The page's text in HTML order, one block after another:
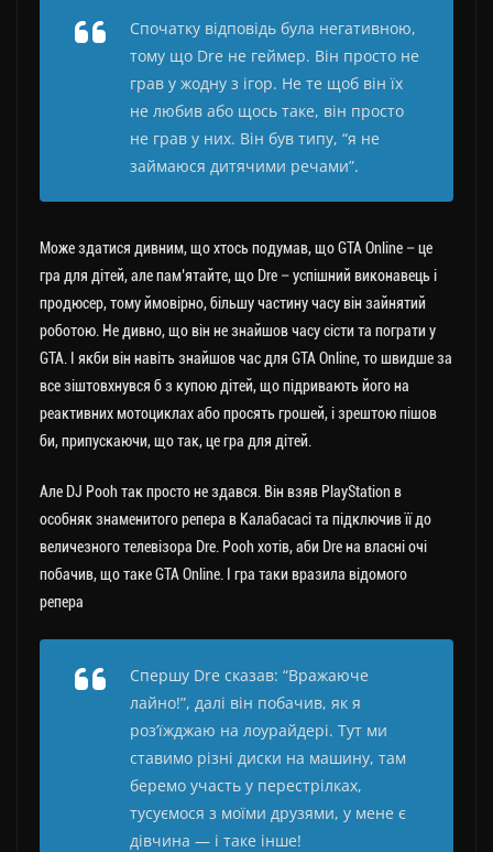
Спочатку відповідь була негативною,
тому що Dre не геймер. Він просто не
грав у жодну з ігор. Не те щоб він їх
не любив або щось таке, він просто
не грав у них. Він був типу, “я не
займаюся дитячими речами”.
Може здатися дивним, що хтось подумав, що GTA Online – це
гра для дітей, але пам’ятайте, що Dre – успішний виконавець і
продюсер, тому ймовірно, більшу частину часу він зайнятий
роботою. Не дивно, що він не знайшов часу сісти та пограти у
GTA. І якби він навіть знайшов час для GTA Online, то швидше за
все зіштовхнувся б з купою дітей, що підривають його на
реактивних мотоциклах або просять грошей, і зрештою пішов
би, припускаючи, що так, це гра для дітей.
Але DJ Pooh так просто не здався. Він взяв PlayStation в
особняк знаменитого репера в Калабасасі та підключив її до
величезного телевізора Dre. Pooh хотів, аби Dre на власні очі
побачив, що таке GTA Online. І гра таки вразила відомого
репера
Спершу Dre сказав: “Вражаюче
лайно!”, далі він побачив, як я
роз’їжджаю на лоурайдері. Тут ми
ставимо різні диски на машину, там
беремо участь у перестрілках,
тусуємося з моїми друзями, у мене є
дівчина — і таке інше!